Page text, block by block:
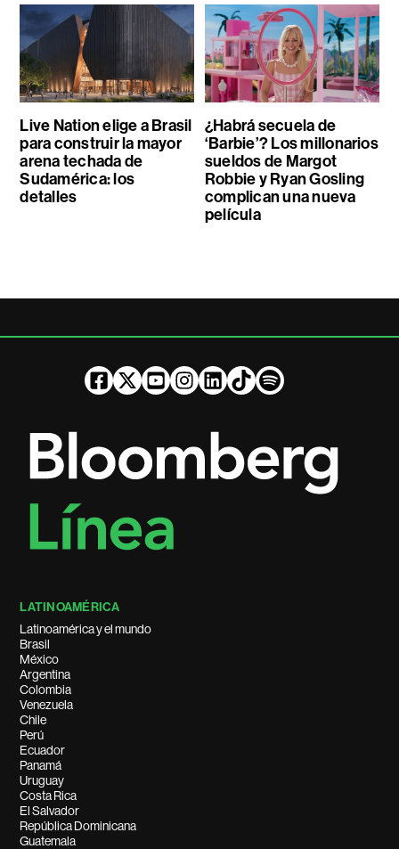
Live Nation elige a Brasil
para construir la mayor
arena techada de
Sudamérica: los
detalles
¿Habrá secuela de
‘Barbie’? Los millonarios
sueldos de Margot
Robbie y Ryan Gosling
complican una nueva
película
LATINOAMÉRICA
Latinoamérica y el mundo
Brasil
México
Argentina
Colombia
Venezuela
Chile
Perú
Ecuador
Panamá
Uruguay
Costa Rica
El Salvador
República Dominicana
Guatemala